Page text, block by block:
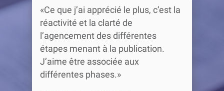
«Ce que j’ai apprécié le plus, c’est la
réactivité et la clarté de
l’agencement des différentes
étapes menant à la publication.
J’aime être associée aux
différentes phases.»